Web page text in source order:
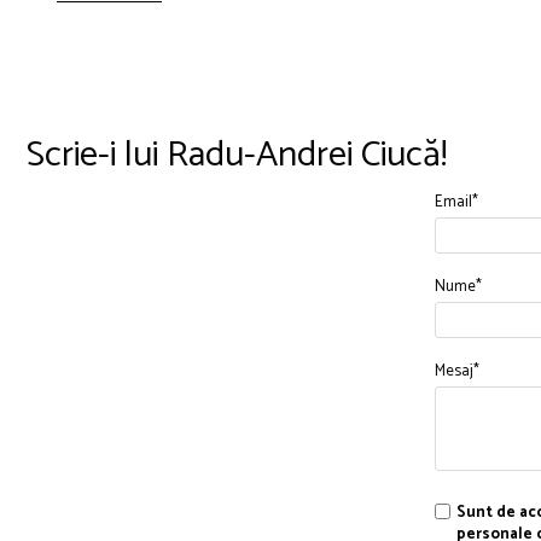
Scrie-i lui Radu-Andrei Ciucă!
Email*
Nume*
Mesaj*
Sunt de
personale